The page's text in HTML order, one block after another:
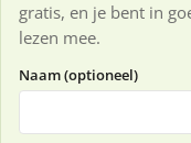
gratis, en je bent in
lezen mee.
Naam (optioneel)